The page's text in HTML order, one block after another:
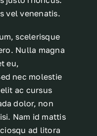
vel venenatis.
scelerisque
Nulla magna
eu,
nec molestie
ac cursus
dolor, non
Nam id mattis
ad litora